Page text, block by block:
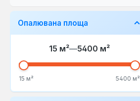
Опалювана площа
15 м²—5400 м²
15 м² 5400 м²